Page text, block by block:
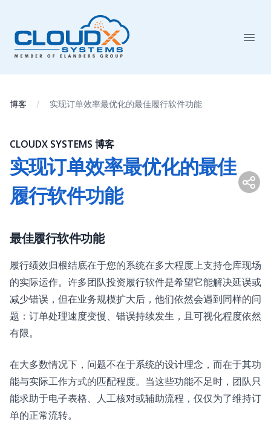
博客 实现订单效率最优化的最佳履行软件功能
CLOUDX SYSTEMS 博客
实现订单效率最优化的最佳
履行软件功能
最佳履行软件功能
履行绩效归根结底在于您的系统在多大程度上支持仓库现场
的实际运作。许多团队投资履行软件是希望它能解决延误或
减少错误，但在业务规模扩大后，他们依然会遇到同样的问
题：订单处理速度变慢、错误持续发生，且可视化程度依然
有限。
在大多数情况下，问题不在于系统的设计理念，而在于其功
能与实际工作方式的匹配程度。当这些功能不足时，团队只
能求助于电子表格、人工核对或辅助流程，仅仅为了维持订
单的正常流转。